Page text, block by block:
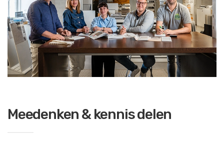
Meedenken & kennis delen